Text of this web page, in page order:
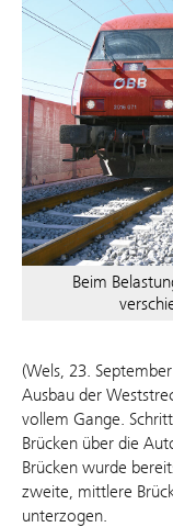
Beim
(Wels, 23.
Ausbau der
vollem Gange.
Brücken über die
Brücken wurde
zweite, mittlere
unterzogen.